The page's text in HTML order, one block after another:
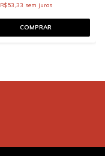
R$53,33 sem juros
COMPRAR